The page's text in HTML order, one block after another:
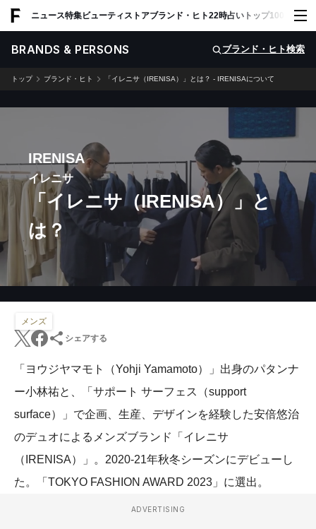
ニュース特集ビューティ ストアブランド・ヒト22時占い トップ100 スナッ
BRANDS & PERSONS ブランド・ヒト検索
トップ ブランド・ヒト 「イレニサ（IRENISA）」とは？ - IRENISAについて
IRENISA
イレニサ
「イレニサ（IRENISA）」と
は？
メンズ
シェアする
「ヨウジヤマモト（Yohji Yamamoto）」出身のパタンナ
ー小林祐と、「サポート サーフェス（support
surface）」で企画、生産、デザインを経験した安倍悠治
のデュオによるメンズブランド「イレニサ
（IRENISA）」。2020-21年秋冬シーズンにデビューし
た。「TOKYO FASHION AWARD 2023」に選出。
ADVERTISING